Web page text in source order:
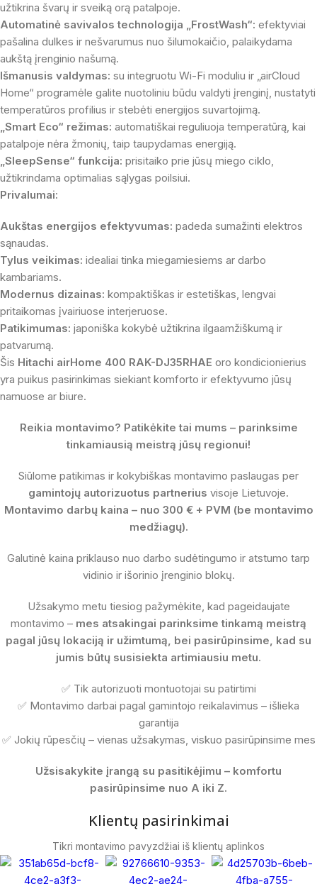
užtikrina švarų ir sveiką orą patalpoje.
Automatinė savivalos technologija „FrostWash“: efektyviai
pašalina dulkes ir nešvarumus nuo šilumokaičio, palaikydama
aukštą įrenginio našumą.
Išmanusis valdymas: su integruotu Wi-Fi moduliu ir „airCloud
Home“ programėle galite nuotoliniu būdu valdyti įrenginį, nustatyti
temperatūros profilius ir stebėti energijos suvartojimą.
„Smart Eco“ režimas: automatiškai reguliuoja temperatūrą, kai
patalpoje nėra žmonių, taip taupydamas energiją.
„SleepSense“ funkcija: prisitaiko prie jūsų miego ciklo,
užtikrindama optimalias sąlygas poilsiui.
Privalumai:
Aukštas energijos efektyvumas: padeda sumažinti elektros
sąnaudas.
Tylus veikimas: idealiai tinka miegamiesiems ar darbo
kambariams.
Modernus dizainas: kompaktiškas ir estetiškas, lengvai
pritaikomas įvairiuose interjeruose.
Patikimumas: japoniška kokybė užtikrina ilgaamžiškumą ir
patvarumą.
Šis Hitachi airHome 400 RAK-DJ35RHAE oro kondicionierius
yra puikus pasirinkimas siekiant komforto ir efektyvumo jūsų
namuose ar biure.
Reikia montavimo? Patikėkite tai mums – parinksime
tinkamiausią meistrą jūsų regionui!
Siūlome patikimas ir kokybiškas montavimo paslaugas per
gamintojų autorizuotus partnerius visoje Lietuvoje.
Montavimo darbų kaina – nuo 300 € + PVM (be montavimo
medžiagų).
Galutinė kaina priklauso nuo darbo sudėtingumo ir atstumo tarp
vidinio ir išorinio įrenginio blokų.
Užsakymo metu tiesiog pažymėkite, kad pageidaujate
montavimo – mes atsakingai parinksime tinkamą meistrą
pagal jūsų lokaciją ir užimtumą, bei pasirūpinsime, kad su
jumis būtų susisiekta artimiausiu metu.
✅ Tik autorizuoti montuotojai su patirtimi
✅ Montavimo darbai pagal gamintojo reikalavimus – išlieka
garantija
✅ Jokių rūpesčių – vienas užsakymas, viskuo pasirūpinsime mes
Užsisakykite įrangą su pasitikėjimu – komfortu
pasirūpinsime nuo A iki Z.
Klientų pasirinkimai
Tikri montavimo pavyzdžiai iš klientų aplinkos